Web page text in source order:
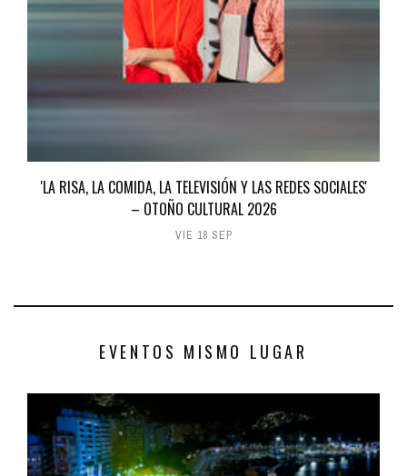
'LA RISA, LA COMIDA, LA TELEVISIÓN Y LAS REDES SOCIALES'
– OTOÑO CULTURAL 2026
VIE 18 SEP
EVENTOS MISMO LUGAR